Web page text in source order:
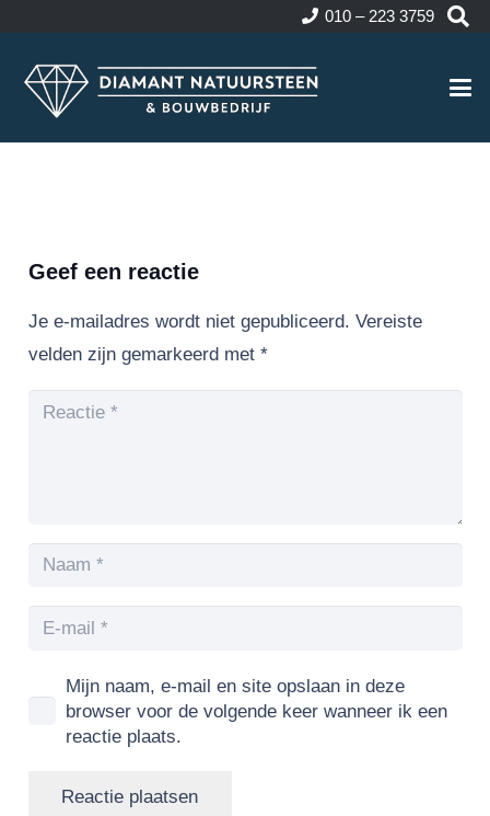
010 – 223 3759
Geef een reactie
Je e-mailadres wordt niet gepubliceerd. Vereiste
velden zijn gemarkeerd met *
Mijn naam, e-mail en site opslaan in deze
browser voor de volgende keer wanneer ik een
reactie plaats.
Reactie plaatsen